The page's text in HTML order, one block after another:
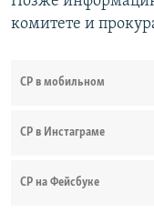
комитете и
СР в мобильном
СР в Инстаграме
СР на Фейсбуке